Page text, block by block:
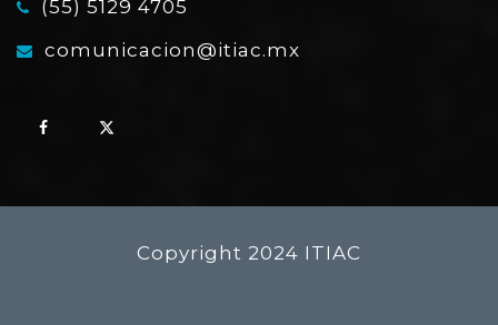
(55) 5129 4705
comunicacion@itiac.mx
Copyright 2024 ITIAC